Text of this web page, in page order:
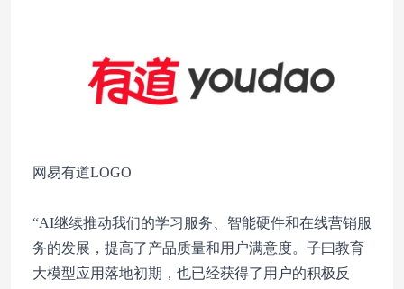
网易有道LOGO
“AI继续推动我们的学习服务、智能硬件和在线营销服
务的发展，提高了产品质量和用户满意度。子曰教育
大模型应用落地初期，也已经获得了用户的积极反